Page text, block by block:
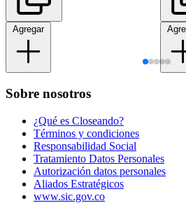
Agregar
Sobre nosotros
¿Qué es Closeando?
Términos y condiciones
Responsabilidad Social
Tratamiento Datos Personales
Autorización datos personales
Aliados Estratégicos
www.sic.gov.co